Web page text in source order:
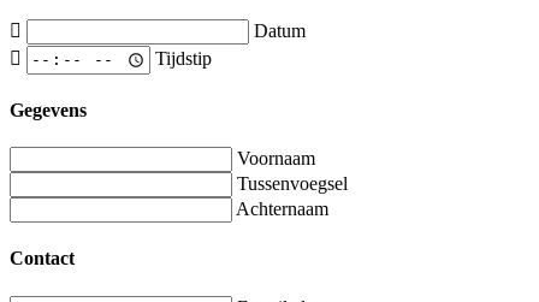
Datum
Tijdstip
Gegevens
Voornaam
Tussenvoegsel
Achternaam
Contact